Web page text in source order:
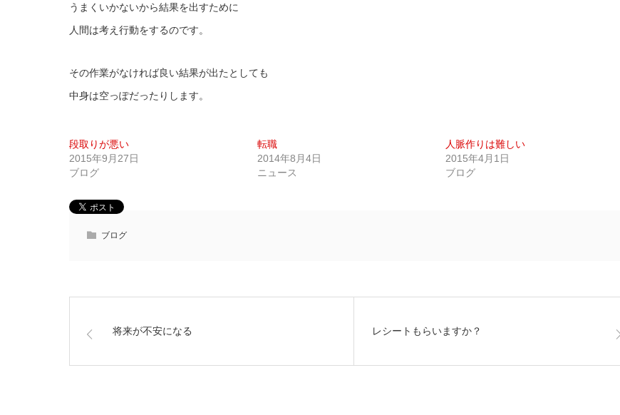
うまくいかないから結果を出すために
人間は考え行動をするのです。
その作業がなければ良い結果が出たとしても
中身は空っぽだったりします。
段取りが悪い
2015年9月27日
ブログ
転職
2014年8月4日
ニュース
人脈作りは難しい
2015年4月1日
ブログ
ブログ
将来が不安になる レシートもらいますか？